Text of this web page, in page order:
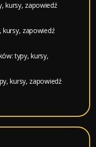
kursy, zapowiedź
kursy, zapowiedź
typy, kursy,
kursy, zapowiedź